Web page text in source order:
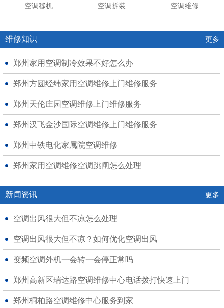
空调移机 空调拆装 空调维修
维修知识 更多
郑州家用空调制冷效果不好怎么办
郑州方圆经纬家用空调维修上门维修服务
郑州天伦庄园空调维修上门维修服务
郑州汉飞金沙国际空调维修上门维修服务
郑州中铁电化家属院空调维修
郑州家用空调维修空调跳闸怎么处理
新闻资讯 更多
空调出风很大但不凉怎么处理
空调出风很大但不凉？如何优化空调出风
变频空调外机一会转一会停正常吗
郑州高新区瑞达路空调维修中心电话拨打快速上门
郑州桐柏路空调维修中心服务到家